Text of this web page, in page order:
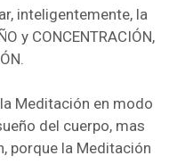
inteligentemente, la
y CONCENTRACIÓN,
Meditación en modo
del cuerpo, mas
porque la Meditación